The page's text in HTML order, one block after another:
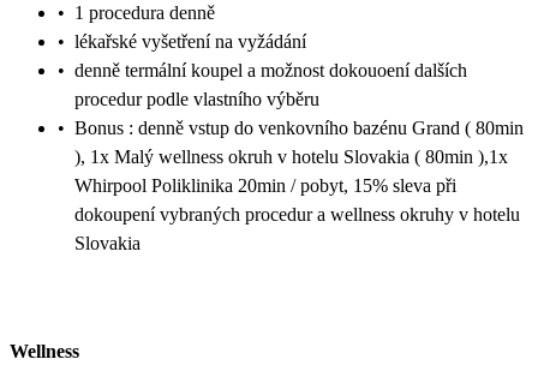
• 1 procedura denně
• lékařské vyšetření na vyžádání
• denně termální koupel a možnost dokouoení dalších
procedur podle vlastního výběru
• Bonus : denně vstup do venkovního bazénu Grand ( 80min
), 1x Malý wellness okruh v hotelu Slovakia ( 80min ),1x
Whirpool Poliklinika 20min / pobyt, 15% sleva při
dokoupení vybraných procedur a wellness okruhy v hotelu
Slovakia
Wellness